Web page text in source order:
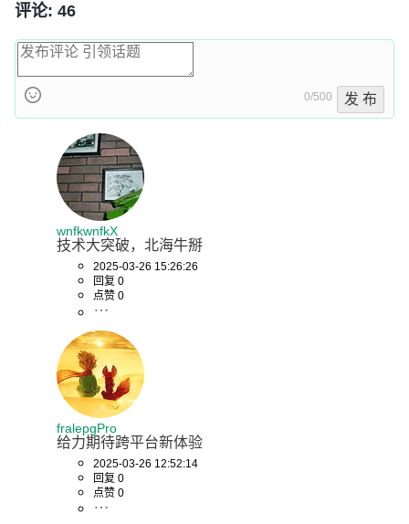
评论: 46
0/500 发 布
wnfkwnfkX
技术大突破，北海牛掰
2025-03-26 15:26:26
回复 0
点赞 0
fralepgPro
给力期待跨平台新体验
2025-03-26 12:52:14
回复 0
点赞 0